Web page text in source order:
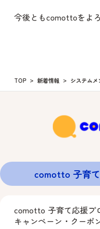
今後ともcomottoをよ
TOP 新着情報 システムメ
comotto 子育
comotto 子育て応援プ
キャンペーン・クーポ